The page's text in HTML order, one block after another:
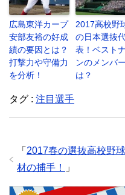
広島東洋カープ
安部友裕の好成
績の要因とは？
打撃力や守備力
を分析！
2017高校野
の日本選抜
表！ベスト
ンのメンバ
は？
タグ : 注目選手
「 2017春の選抜高校野
材の捕手！
」